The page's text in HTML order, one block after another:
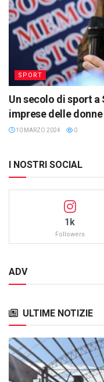
SPORT
Un secolo di sport
imprese delle donne
10 MARZO 2024 0
I NOSTRI SOCIAL
1k
Followers
ADV
ULTIME NOTIZIE